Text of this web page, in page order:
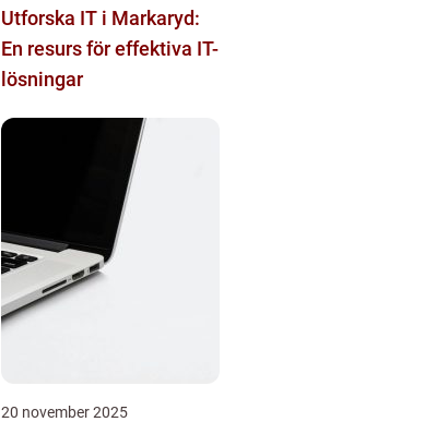
Utforska IT i Markaryd:
En resurs för effektiva IT-
lösningar
20 november 2025